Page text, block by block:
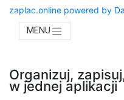
zaplac.online powered by
MENU
Organizuj,
w jednej aplikacji